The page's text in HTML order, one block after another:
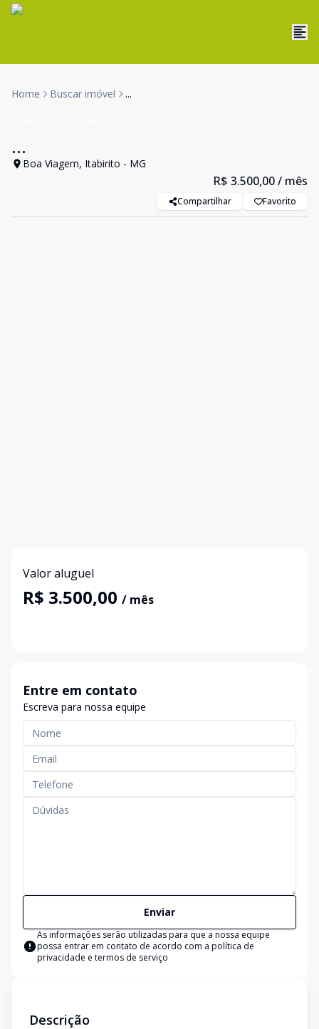
Home Buscar imóvel ...
...
Boa Viagem, Itabirito - MG
R$ 3.500,00/ mês
Compartilhar Favorito
Valor aluguel
R$ 3.500,00 / mês
Entre em contato
Escreva para nossa equipe
Enviar
As informações serão utilizadas para que a nossa equipe
possa entrar em contato de acordo com a política de
privacidade e termos de serviço
Descrição